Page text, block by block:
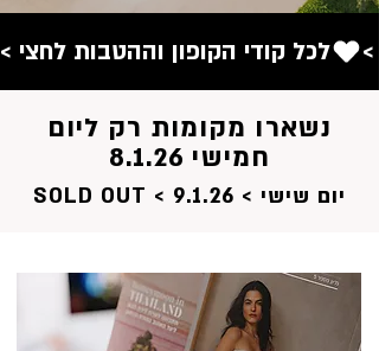
< לכל קודי הקופון וההטבות לחצי
נשארו מקומות רק ליום
חמישי 8.1.26
יום שישי > 9.1.26 > SOLD OUT